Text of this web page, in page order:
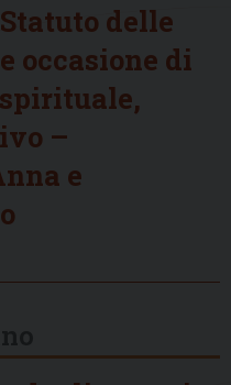
delle
occasione di
–
e